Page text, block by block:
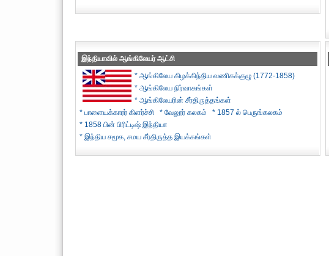
இந்தியாவில் ஆங்கிலேயர் ஆட்சி
* ஆங்கிலேய கிழக்கிந்திய வணிகக்குழு (1772-1858)
* ஆங்கிலேய நிர்வாகங்கள்
* ஆங்கிலேயரின் சீர்திருத்தங்கள்
* பாளையக்காரர் கிளர்ச்சி
* வேலூர் கலகம்
* 1857 ல் பெருங்கலகம்
* 1858 பின் பிரிட்டிஷ் இந்தியா
* இந்திய சமூக, சமய சீர்திருத்த இயக்கங்கள்